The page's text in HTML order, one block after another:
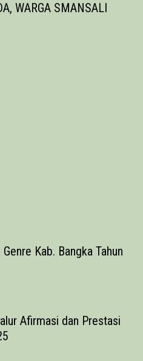
WARGA SMANSALI
Kab. Bangka Tahun
Afirmasi dan Prestasi